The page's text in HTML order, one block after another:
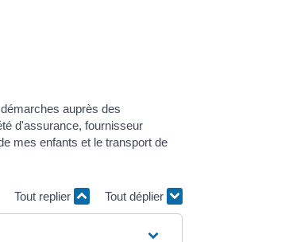
auprès des
d'assurance, fournisseur
mes enfants et le transport de
Tout replier Tout déplier